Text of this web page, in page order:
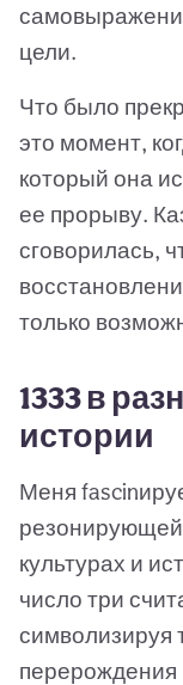
цели.
Что было
это момент,
который она
ее прорыву.
сговорилась,
только
1333 в
истории
Меня
культурах и
число три
символизируя